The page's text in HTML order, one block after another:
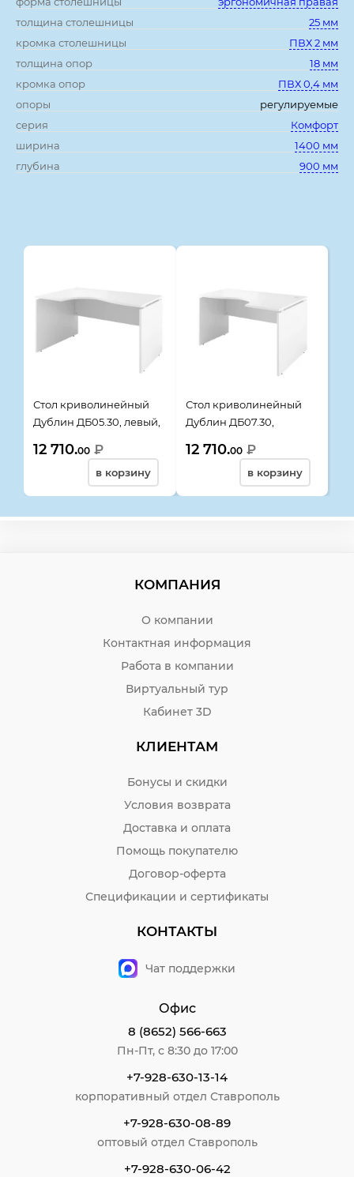
толщина столешницы
25 мм
кромка столешницы
ПВХ 2 мм
толщина опор
18 мм
кромка опор
ПВХ 0,4 мм
опоры
регулируемые
серия
Комфорт
ширина
1400 мм
глубина
900 мм
Стол криволинейный
Дублин ДБ05.30, левый,
12 710.00 ₽
в корзину
Стол криволинейный
Дублин ДБ07.30,
белый
12 710.00 ₽
в корзину
КОМПАНИЯ
О компании
Контактная информация
Работа в компании
Виртуальный тур
Кабинет 3D
КЛИЕНТАМ
Бонусы и скидки
Условия возврата
Доставка и оплата
Помощь покупателю
Договор-оферта
Спецификации и сертификаты
КОНТАКТЫ
Чат поддержки
Офис
8 (8652) 566-663
Пн-Пт, с 8:30 до 17:00
+7-928-630-13-14
корпоративный отдел Ставрополь
+7-928-630-08-89
оптовый отдел Ставрополь
+7-928-630-06-42